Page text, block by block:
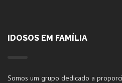
IDOSOS EM FAMÍLIA
Somos um grupo dedicado a